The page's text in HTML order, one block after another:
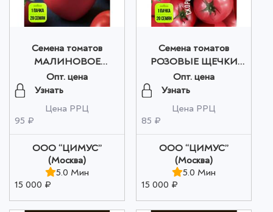
Семена томатов
МАЛИНОВОЕ
СЕРДЦЕ оптом
Опт. цена
Узнать
Цена РРЦ
95 ₽
ООО “ЦИМУС”
(Москва)
5.0 Мин
15 000 ₽
Семена томатов
РОЗОВЫЕ ЩЕЧКИ
оптом
Опт. цена
Узнать
Цена РРЦ
85 ₽
ООО “ЦИМУС”
(Москва)
5.0 Мин
15 000 ₽